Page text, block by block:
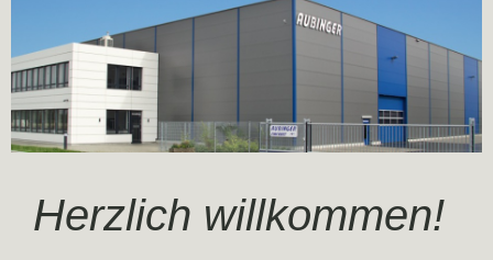
Herzlich willkommen!